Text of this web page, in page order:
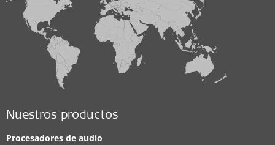
Nuestros productos
Procesadores de audio